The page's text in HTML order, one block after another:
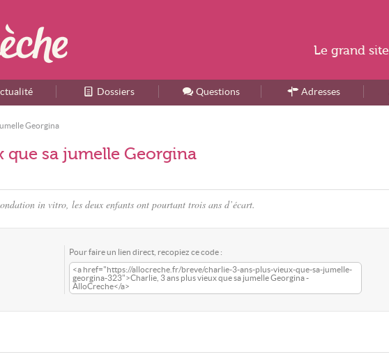
Accueil
Dossiers Questions Adresses
Georgina
que sa jumelle Georgina
in vitro, les deux enfants ont pourtant trois ans d’écart.
Pour faire un lien direct, recopiez ce code :
<a href="https://allocreche.fr/breve/charlie-3-ans-plus-vieux-que-sa-jumelle-
georgina-323">Charlie, 3 ans plus vieux que sa jumelle Georgina -
AlloCreche</a>
Le grand site